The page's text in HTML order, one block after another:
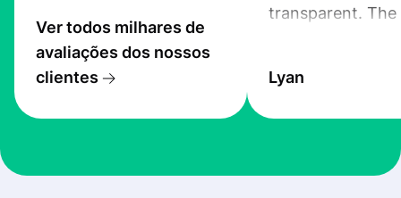
Ver todos milhares de
avaliações dos nossos
clientes
transparent. The
the exchange
at Profee is very
Lyan